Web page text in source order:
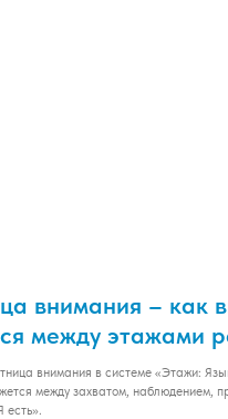
внимания – как
между этажами
внимания в системе «Этажи:
между захватом, наблюдением,
есть».